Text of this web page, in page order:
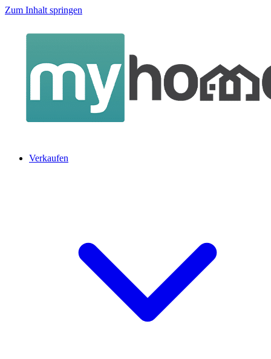
Zum Inhalt springen
Verkaufen